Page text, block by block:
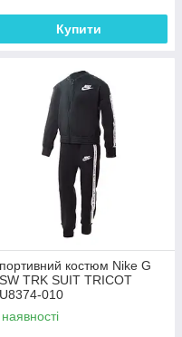
Купити
костюм Nike G
TRK SUIT TRICOT
010